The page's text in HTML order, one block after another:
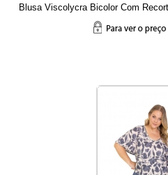
Blusa Viscolycra Bicolor Com